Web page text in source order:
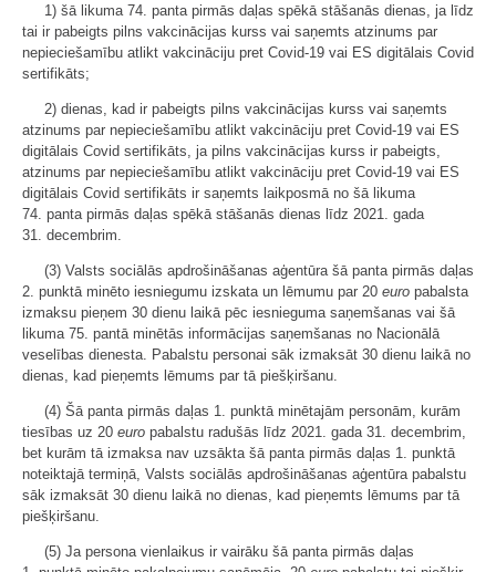
1) šā likuma 74. panta pirmās daļas spēkā stāšanās dienas, ja līdz
tai ir pabeigts pilns vakcinācijas kurss vai saņemts atzinums par
nepieciešamību atlikt vakcināciju pret Covid-19 vai ES digitālais Covid
sertifikāts;
2) dienas, kad ir pabeigts pilns vakcinācijas kurss vai saņemts
atzinums par nepieciešamību atlikt vakcināciju pret Covid-19 vai ES
digitālais Covid sertifikāts, ja pilns vakcinācijas kurss ir pabeigts,
atzinums par nepieciešamību atlikt vakcināciju pret Covid-19 vai ES
digitālais Covid sertifikāts ir saņemts laikposmā no šā likuma
74. panta pirmās daļas spēkā stāšanās dienas līdz 2021. gada
31. decembrim.
(3) Valsts sociālās apdrošināšanas aģentūra šā panta pirmās daļas
2. punktā minēto iesniegumu izskata un lēmumu par 20 euro pabalsta
izmaksu pieņem 30 dienu laikā pēc iesnieguma saņemšanas vai šā
likuma 75. pantā minētās informācijas saņemšanas no Nacionālā
veselības dienesta. Pabalstu personai sāk izmaksāt 30 dienu laikā no
dienas, kad pieņemts lēmums par tā piešķiršanu.
(4) Šā panta pirmās daļas 1. punktā minētajām personām, kurām
tiesības uz 20 euro pabalstu radušās līdz 2021. gada 31. decembrim,
bet kurām tā izmaksa nav uzsākta šā panta pirmās daļas 1. punktā
noteiktajā termiņā, Valsts sociālās apdrošināšanas aģentūra pabalstu
sāk izmaksāt 30 dienu laikā no dienas, kad pieņemts lēmums par tā
piešķiršanu.
(5) Ja persona vienlaikus ir vairāku šā panta pirmās daļas